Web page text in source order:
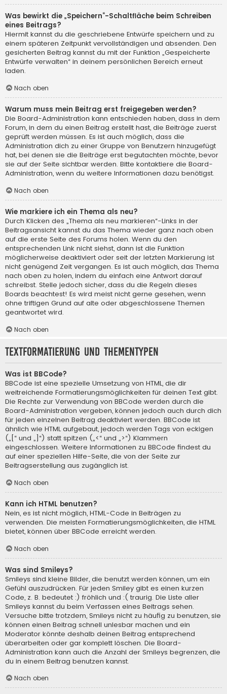
Was bewirkt die „Speichern“-Schaltfläche beim Schreiben
eines Beitrags?
Hiermit kannst du die geschriebene Entwürfe speichern und zu
einem späteren Zeitpunkt vervollständigen und absenden. Den
gesicherten Beitrag kannst du mit der Funktion „Gespeicherte
Entwürfe verwalten“ in deinem persönlichen Bereich erneut
laden.
Nach oben
Warum muss mein Beitrag erst freigegeben werden?
Die Board-Administration kann entschieden haben, dass in dem
Forum, in dem du einen Beitrag erstellt hast, die Beiträge zuerst
geprüft werden müssen. Es ist auch möglich, dass die
Administration dich zu einer Gruppe von Benutzern hinzugefügt
hat, bei denen sie die Beiträge erst begutachten möchte, bevor
sie auf der Seite sichtbar werden. Bitte kontaktiere die Board-
Administration, wenn du weitere Informationen dazu benötigst.
Nach oben
Wie markiere ich ein Thema als neu?
Durch Klicken des „Thema als neu markieren“-Links in der
Beitragsansicht kannst du das Thema wieder ganz nach oben
auf die erste Seite des Forums holen. Wenn du den
entsprechenden Link nicht siehst, dann ist die Funktion
möglicherweise deaktiviert oder seit der letzten Markierung ist
nicht genügend Zeit vergangen. Es ist auch möglich, das Thema
nach oben zu holen, indem du einfach eine Antwort darauf
schreibst. Stelle jedoch sicher, dass du die Regeln dieses
Boards beachtest! Es wird meist nicht gerne gesehen, wenn
ohne triftigen Grund auf alte oder abgeschlossene Themen
geantwortet wird.
Nach oben
Textformatierung und Thementypen
Was ist BBCode?
BBCode ist eine spezielle Umsetzung von HTML, die dir
weitreichende Formatierungsmöglichkeiten für deinen Text gibt.
Die Rechte zur Verwendung von BBCode werden durch die
Board-Administration vergeben, können jedoch auch durch dich
für jeden einzelnen Beitrag deaktiviert werden. BBCode ist
ähnlich wie HTML aufgebaut, jedoch werden Tags von eckigen
(„[“ und „]“) statt spitzen („<“ und „>“) Klammern
eingeschlossen. Weitere Informationen zu BBCode findest du
auf einer speziellen Hilfe-Seite, die von der Seite zur
Beitragserstellung aus zugänglich ist.
Nach oben
Kann ich HTML benutzen?
Nein, es ist nicht möglich, HTML-Code in Beiträgen zu
verwenden. Die meisten Formatierungsmöglichkeiten, die HTML
bietet, können über BBCode erreicht werden.
Nach oben
Was sind Smileys?
Smileys sind kleine Bilder, die benutzt werden können, um ein
Gefühl auszudrücken. Für jeden Smiley gibt es einen kurzen
Code, z. B. bedeutet :) fröhlich und :( traurig. Die Liste aller
Smileys kannst du beim Verfassen eines Beitrags sehen.
Versuche bitte trotzdem, Smileys nicht zu häufig zu benutzen, sie
können einen Beitrag schnell unlesbar machen und ein
Moderator könnte deshalb deinen Beitrag entsprechend
überarbeiten oder gar komplett löschen. Die Board-
Administration kann auch die Anzahl der Smileys begrenzen, die
du in einem Beitrag benutzen kannst.
Nach oben